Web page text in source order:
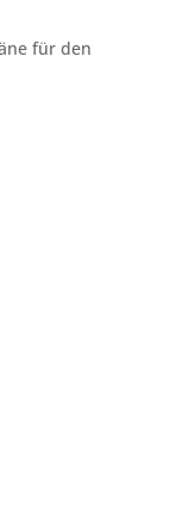
für den